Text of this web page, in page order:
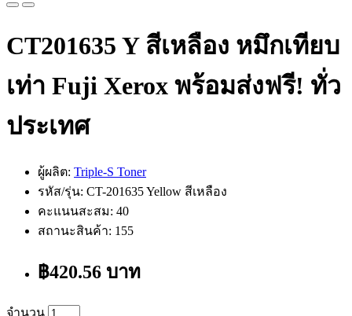
CT201635 Y สีเหลือง หมึกเทียบ
เท่า Fuji Xerox พร้อมส่งฟรี! ทั่ว
ประเทศ
ผู้ผลิต: Triple-S Toner
รหัส/รุ่น: CT-201635 Yellow สีเหลือง
คะแนนสะสม: 40
สถานะสินค้า: 155
฿420.56 บาท
จำนวน